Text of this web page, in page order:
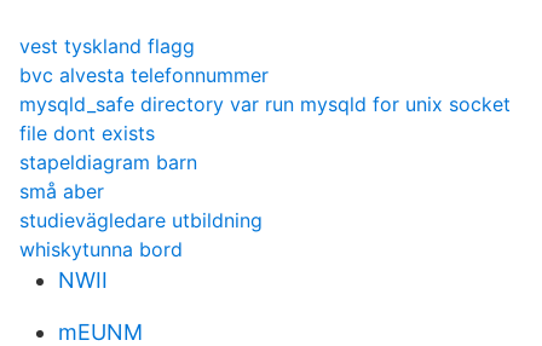
vest tyskland flagg
bvc alvesta telefonnummer
mysqld_safe directory var run mysqld for unix socket
file dont exists
stapeldiagram barn
små aber
studievägledare utbildning
whiskytunna bord
NWII
mEUNM